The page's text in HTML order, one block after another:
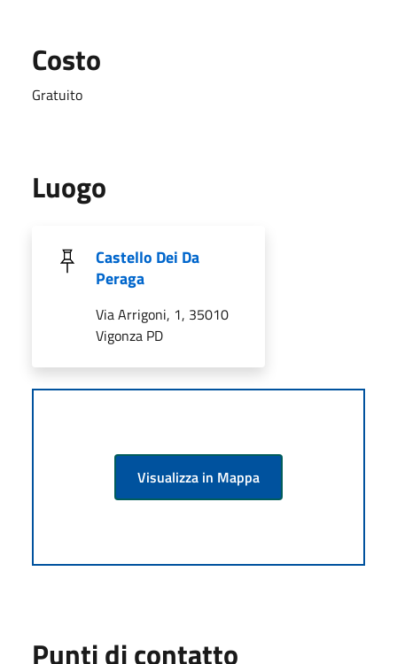
Costo
Gratuito
Luogo
Castello Dei Da
Peraga
Via Arrigoni, 1, 35010
Vigonza PD
Visualizza in Mappa
Punti di contatto